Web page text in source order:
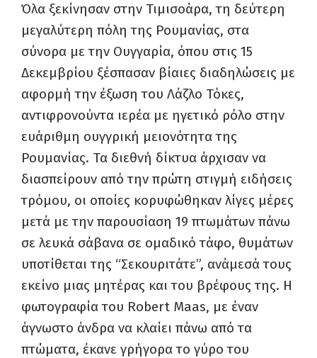
Όλα ξεκίνησαν στην Τιμισοάρα, τη δεύτερη
μεγαλύτερη πόλη της Ρουμανίας, στα
σύνορα με την Ουγγαρία, όπου στις 15
Δεκεμβρίου ξέσπασαν βίαιες διαδηλώσεις με
αφορμή την έξωση του Λάζλο Τόκες,
αντιφρονούντα ιερέα με ηγετικό ρόλο στην
ευάριθμη ουγγρική μειονότητα της
Ρουμανίας. Τα διεθνή δίκτυα άρχισαν να
διασπείρουν από την πρώτη στιγμή ειδήσεις
τρόμου, οι οποίες κορυφώθηκαν λίγες μέρες
μετά με την παρουσίαση 19 πτωμάτων πάνω
σε λευκά σάβανα σε ομαδικό τάφο, θυμάτων
υποτίθεται της “Σεκουριτάτε”, ανάμεσά τους
εκείνο μιας μητέρας και του βρέφους της. H
φωτογραφία του Robert Maas, με έναν
άγνωστο άνδρα να κλαίει πάνω από τα
πτώματα, έκανε γρήγορα το γύρο του